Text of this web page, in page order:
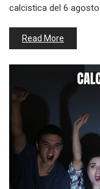
calcistica del 6
Read More